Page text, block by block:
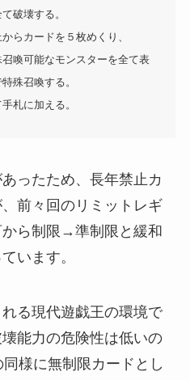
破壊する。
らカードを５枚めくり、
喚可能なモンスターを全て表
殊召喚する。
札に加える。
ったため、長年禁止カ
前々回のリミットレギ
ら制限→準制限と緩和
います。
る現代遊戯王の環境で
能力の危険性は低いの
様に無制限カードとし